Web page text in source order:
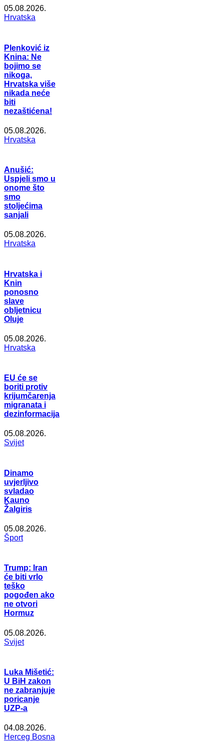
05.08.2026.
Hrvatska
Plenković iz
Knina: Ne
bojimo se
nikoga,
Hrvatska više
nikada neće
biti
nezaštićena!
05.08.2026.
Hrvatska
Anušić:
Uspjeli smo u
onome što
smo
stoljećima
sanjali
05.08.2026.
Hrvatska
Hrvatska i
Knin
ponosno
slave
obljetnicu
Oluje
05.08.2026.
Hrvatska
EU će se
boriti protiv
krijumčarenja
migranata i
dezinformacija
05.08.2026.
Svijet
Dinamo
uvjerljivo
svladao
Kauno
Žalgiris
05.08.2026.
Šport
Trump: Iran
će biti vrlo
teško
pogođen ako
ne otvori
Hormuz
05.08.2026.
Svijet
Luka Mišetić:
U BiH zakon
ne zabranjuje
poricanje
UZP-a
04.08.2026.
Herceg Bosna